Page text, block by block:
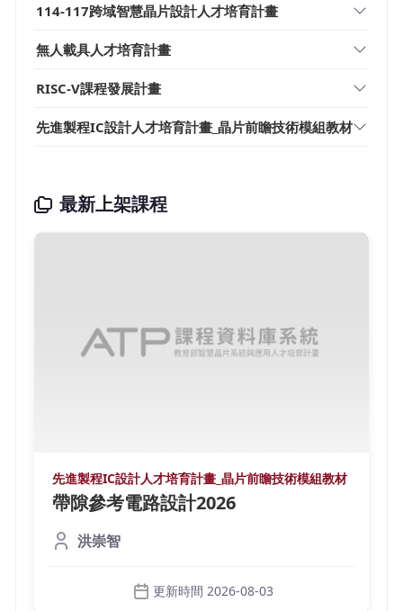
114-117跨域智慧晶片設計人才培育計畫
無人載具人才培育計畫
RISC-V課程發展計畫
先進製程IC設計人才培育計畫_晶片前瞻技術模組教材
最新上架課程
先進製程IC設計人才培育計畫_晶片前瞻技術模組教材
帶隙參考電路設計2026
洪崇智
更新時間 2026-08-03